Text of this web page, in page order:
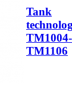
Tank
TM1004-
TM1106